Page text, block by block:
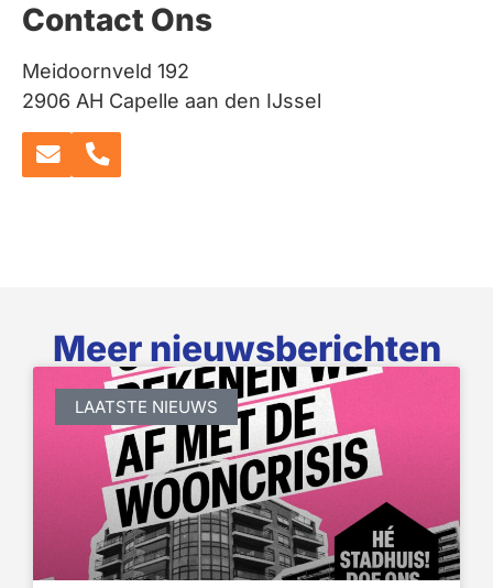
Contact Ons
Meidoornveld 192
2906 AH Capelle aan den IJssel
Meer nieuwsberichten
LAATSTE NIEUWS